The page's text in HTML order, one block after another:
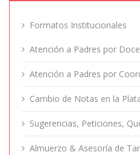
Formatos Institucionales
Atención a Padres por
Atención a Padres por
Cambio de Notas en la
Sugerencias, Peticiones,
Almuerzo & Asesoría de